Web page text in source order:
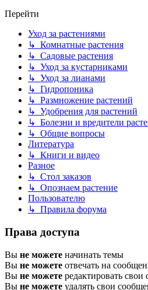
Перейти
Уход за растениями
↳ Комнатные растения
↳ Садовые растения
↳ Уход за кустарниками
↳ Уход за лианами
↳ Гидропоника
↳ Размножение растений
↳ Удобрения для растений
↳ Болезни и вредители
↳ Общие вопросы
Литература
↳ Книги и видео
Разное
↳ Стол заказов
↳ Опознаем растение
Пользователю
↳ Правила форума
Права доступа
Вы не можете начинать темы
Вы не можете отвечать на
Вы не можете редактировать свои
Вы не можете удалять свои